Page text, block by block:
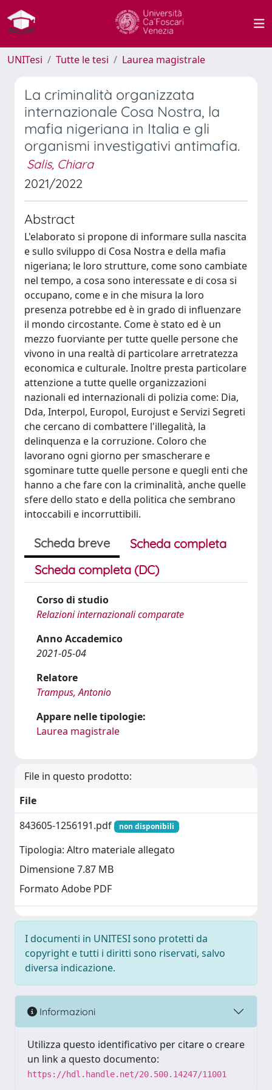
UNITesi Tutte le tesi Laurea magistrale
La criminalità organizzata
internazionale Cosa Nostra, la
mafia nigeriana in Italia e gli
organismi investigativi antimafia.
Salis, Chiara
2021/2022
Abstract
L'elaborato si propone di informare sulla nascita
e sullo sviluppo di Cosa Nostra e della mafia
nigeriana; le loro strutture, come sono cambiate
nel tempo, a cosa sono interessate e di cosa si
occupano, come e in che misura la loro
presenza potrebbe ed è in grado di influenzare
il mondo circostante. Come è stato ed è un
mezzo fuorviante per tutte quelle persone che
vivono in una realtà di particolare arretratezza
economica e culturale. Inoltre presta particolare
attenzione a tutte quelle organizzazioni
nazionali ed internazionali di polizia come: Dia,
Dda, Interpol, Europol, Eurojust e Servizi Segreti
che cercano di combattere l'illegalità, la
delinquenza e la corruzione. Coloro che
lavorano ogni giorno per smascherare e
sgominare tutte quelle persone e quegli enti che
hanno a che fare con la criminalità, anche quelle
sfere dello stato e della politica che sembrano
intoccabili e incorruttibili.
Scheda breve
Scheda completa
Scheda completa (DC)
Corso di studio
Relazioni internazionali comparate
Anno Accademico
2021-05-04
Relatore
Trampus, Antonio
Appare nelle tipologie:
Laurea magistrale
File in questo prodotto:
File
843605-1256191.pdf
non disponibili
Tipologia: Altro materiale allegato
Dimensione 7.87 MB
Formato Adobe PDF
I documenti in UNITESI sono protetti da
copyright e tutti i diritti sono riservati, salvo
diversa indicazione.
Informazioni
Utilizza questo identificativo per citare o creare
un link a questo documento:
https://hdl.handle.net/20.500.14247/11001